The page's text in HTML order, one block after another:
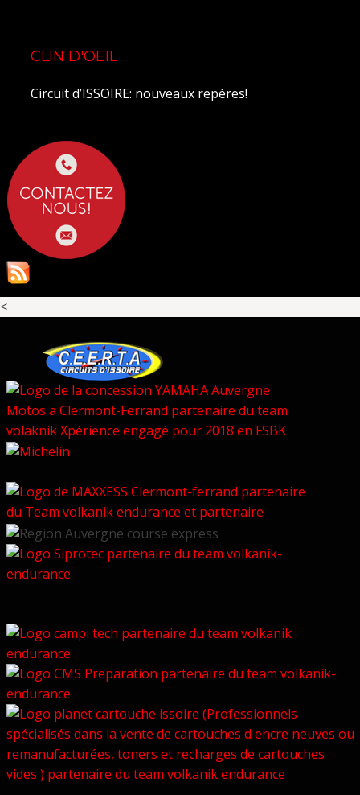
CLIN D'OEIL
Circuit d’ISSOIRE: nouveaux repères!
<